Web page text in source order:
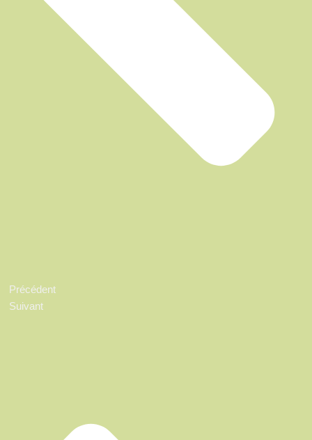
Précédent
Suivant